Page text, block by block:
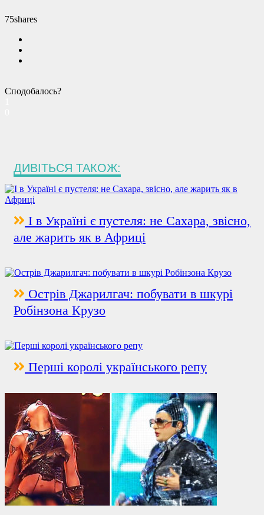
75shares
Сподобалось?
ДИВІТЬСЯ ТАКОЖ:
І в Україні є пустеля: не Сахара, звісно,
але жарить як в Африці
Острів Джарилгач: побувати в шкурі
Робінзона Крузо
Перші королі українського репу